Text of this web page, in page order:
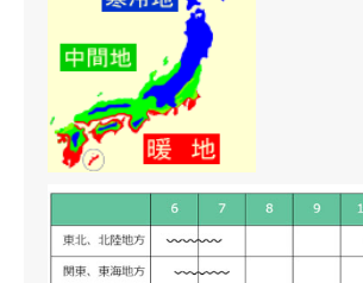
1条
株間（cm） 25cm
1a当たり株数 600〜700株
1m²当たり株数